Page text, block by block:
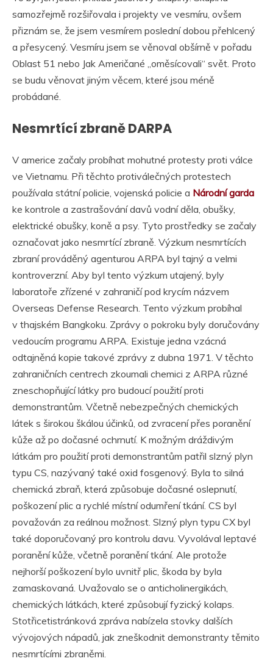
samozřejmě rozšiřovala i projekty ve vesmíru, ovšem
přiznám se, že jsem vesmírem poslední dobou přehlcený
a přesycený. Vesmíru jsem se věnoval obšírně v pořadu
Oblast 51 nebo Jak Američané „oměsícovali“ svět. Proto
se budu věnovat jiným věcem, které jsou méně
probádané.
Nesmrtící zbraně DARPA
V americe začaly probíhat mohutné protesty proti válce
ve Vietnamu. Při těchto protiválečných protestech
používala státní policie, vojenská policie a Národní garda
ke kontrole a zastrašování davů vodní děla, obušky,
elektrické obušky, koně a psy. Tyto prostředky se začaly
označovat jako nesmrtící zbraně. Výzkum nesmrtících
zbraní prováděný agenturou ARPA byl tajný a velmi
kontroverzní. Aby byl tento výzkum utajený, byly
laboratoře zřízené v zahraničí pod krycím názvem
Overseas Defense Research. Tento výzkum probíhal
v thajském Bangkoku. Zprávy o pokroku byly doručovány
vedoucím programu ARPA. Existuje jedna vzácná
odtajněná kopie takové zprávy z dubna 1971. V těchto
zahraničních centrech zkoumali chemici z ARPA různé
zneschopňující látky pro budoucí použití proti
demonstrantům. Včetně nebezpečných chemických
látek s širokou škálou účinků, od zvracení přes poranění
kůže až po dočasné ochrnutí. K možným dráždivým
látkám pro použití proti demonstrantům patřil slzný plyn
typu CS, nazývaný také oxid fosgenový. Byla to silná
chemická zbraň, která způsobuje dočasné oslepnutí,
poškození plic a rychlé místní odumření tkání. CS byl
považován za reálnou možnost. Slzný plyn typu CX byl
také doporučovaný pro kontrolu davu. Vyvolával leptavé
poranění kůže, včetně poranění tkání. Ale protože
nejhorší poškození bylo uvnitř plic, škoda by byla
zamaskovaná. Uvažovalo se o anticholinergikách,
chemických látkách, které způsobují fyzický kolaps.
Stotřicetistránková zpráva nabízela stovky dalších
vývojových nápadů, jak zneškodnit demonstranty těmito
nesmrtícími zbraněmi.